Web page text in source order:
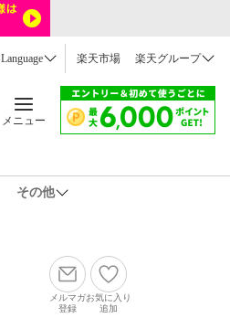
Language 楽天市場 楽天グループ
メニュー
その他
メルマガ
登録
お気に入り
追加